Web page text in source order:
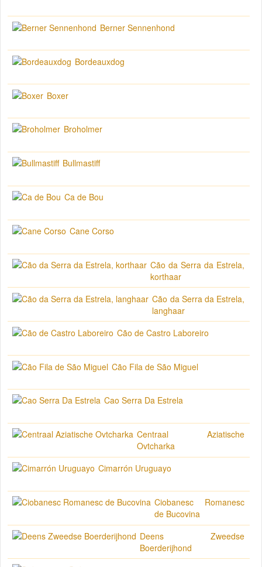
Berner Sennenhond
Bordeauxdog
Boxer
Broholmer
Bullmastiff
Ca de Bou
Cane Corso
Cão da Serra da Estrela,
korthaar
Cão da Serra da Estrela,
langhaar
Cão de Castro Laboreiro
Cão Fila de São Miguel
Cao Serra Da Estrela
Centraal Aziatische
Ovtcharka
Cimarrón Uruguayo
Ciobanesc Romanesc
de Bucovina
Deens Zweedse
Boerderijhond